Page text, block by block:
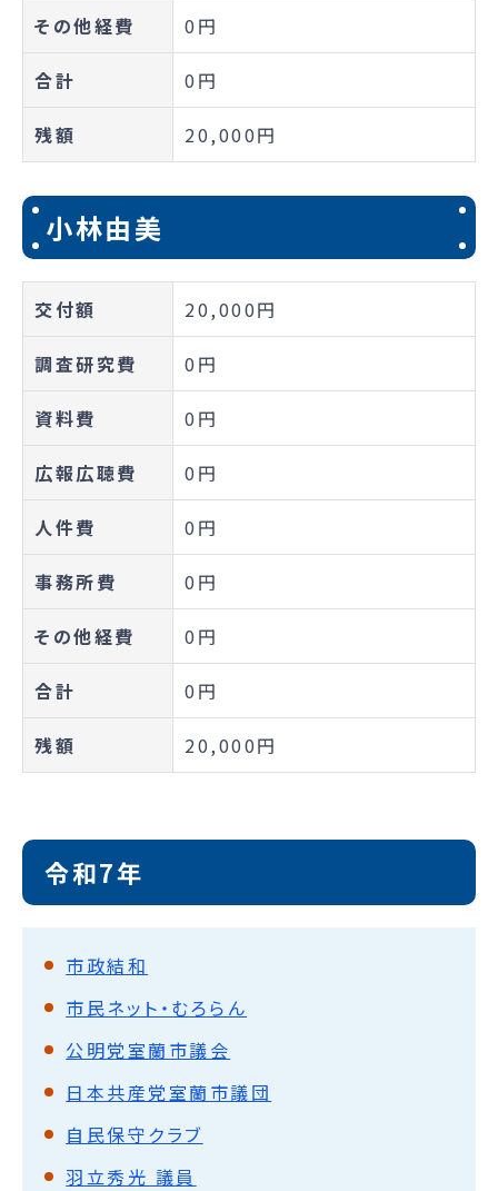
その他経費 0円
合計 0円
残額 20,000円
小林由美
交付額 20,000円
調査研究費 0円
資料費 0円
広報広聴費 0円
人件費 0円
事務所費 0円
その他経費 0円
合計 0円
残額 20,000円
令和7年
市政結和
市民ネット・むろらん
公明党室蘭市議会
日本共産党室蘭市議団
自民保守クラブ
羽立秀光 議員